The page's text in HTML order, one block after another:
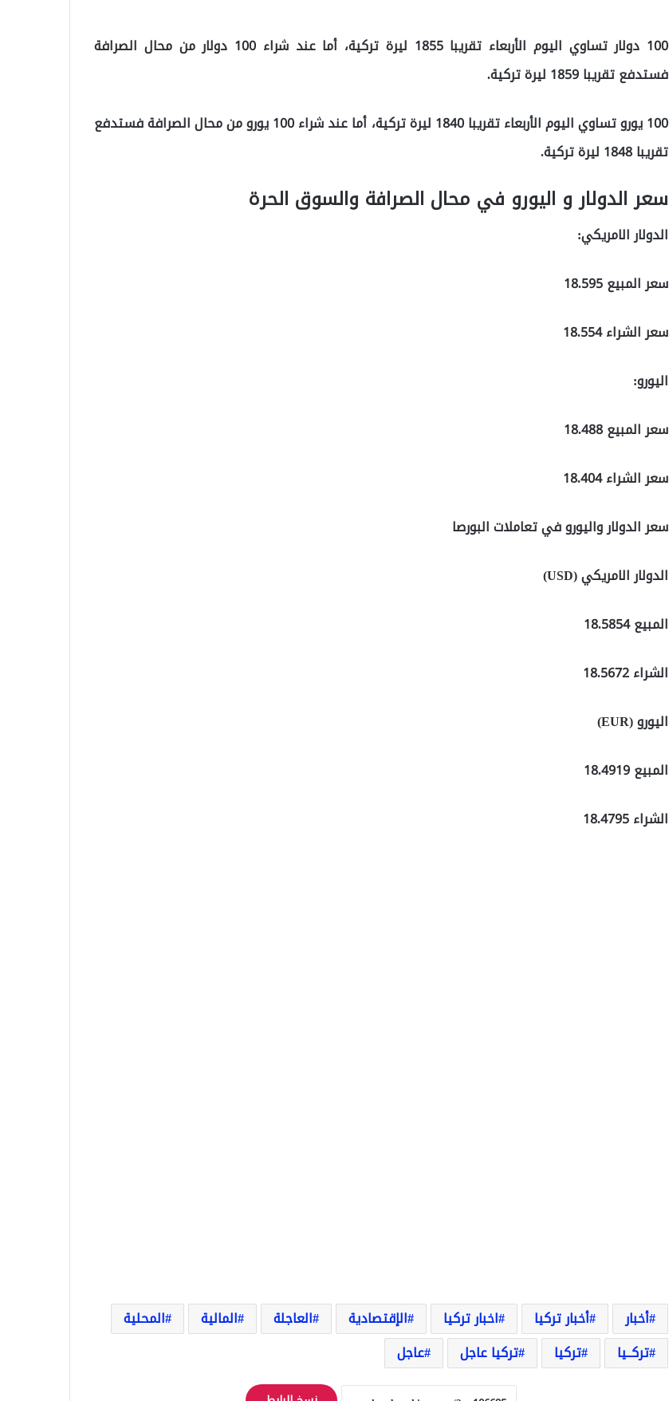
100 دولار تساوي اليوم الأربعاء تقريبا 1855 ليرة تركية، أما عند شراء 100 دولار من محال الصرافة
فستدفع تقريبا 1859 ليرة تركية.
100 يورو تساوي اليوم الأربعاء تقريبا 1840 ليرة تركية، أما عند شراء 100 يورو من محال الصرافة فستدفع
تقريبا 1848 ليرة تركية.
سعر الدولار و اليورو في محال الصرافة والسوق الحرة
الدولار الامريكي:
سعر المبيع 18.595
سعر الشراء 18.554
اليورو:
سعر المبيع 18.488
سعر الشراء 18.404
سعر الدولار واليورو في تعاملات البورصا
الدولار الامريكي (USD)
المبيع 18.5854
الشراء 18.5672
اليورو (EUR)
المبيع 18.4919
الشراء 18.4795
أخبار أخبار تركيا اخبار تركيا الإقتصادية العاجلة المالية
المحلية
تركــيا
تركيا تركيا عاجل عاجل